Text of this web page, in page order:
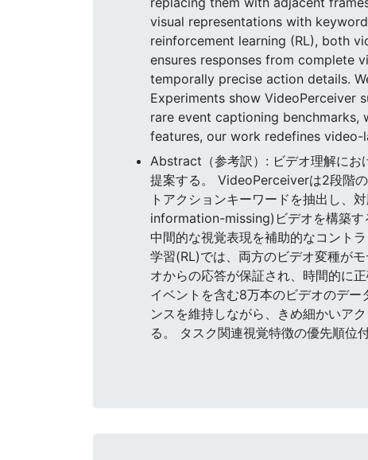
visual representations with
reinforcement learning (RL), both
ensures responses from complete
temporally precise action details.
Experiments show
rare event captioning
features, our work redefines
Abstract（参考訳）: ビデオ理解にお
提案する。 VideoPerceiverは2段階
トアクションキーワードを抽出し、
information-missing)ビデオを構築す
中間的な視覚表現を補助的なコント
学習(RL)では、両方のビデオ変種が
オからの応答が保証され、時間的に
イベントを含む8万本のビデオのデ
ンスを維持しながら、きめ細かいア
る。 タスク関連視覚特徴の優先順位